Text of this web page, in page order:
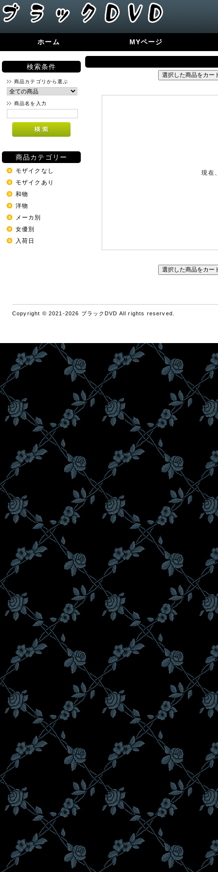
ホーム MYページ
検索条件
商品カテゴリから選ぶ
商品名を入力
商品カテゴリー
モザイクなし
モザイクあり
和物
洋物
メーカ別
女優別
入荷日
現在
Copyright © 2021-2026 ブラックDVD All rights reserved.